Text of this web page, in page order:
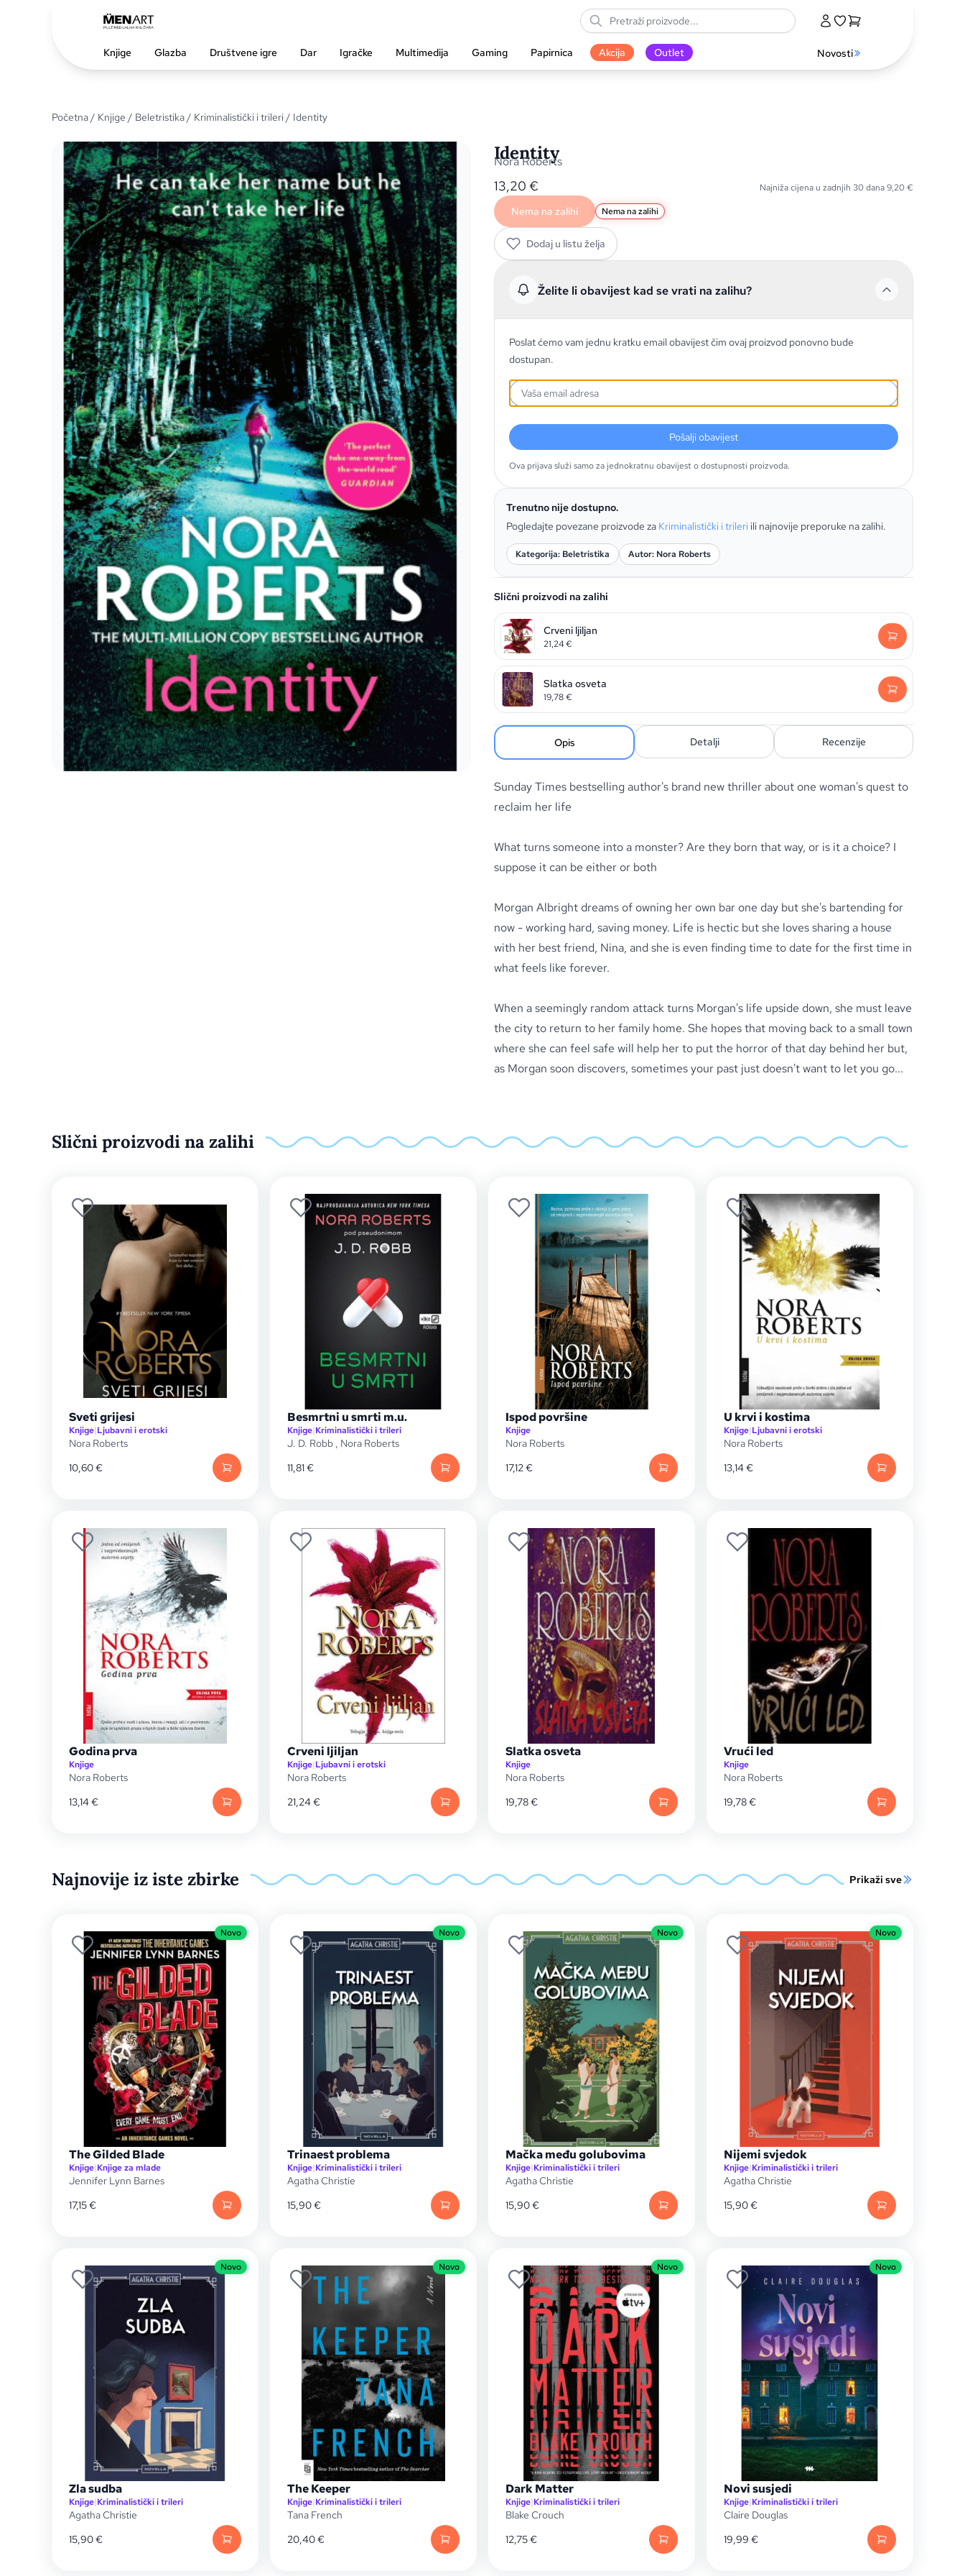
Knjige Glazba Društvene igre Dar Igračke Multimedija Gaming Papirnica Akcija Outlet Novosti
Početna/ Knjige / Beletristika/ Kriminalistički i trileri/ Identity
Identity
Nora Roberts
13,20 € Najniža cijena u zadnjih 30 dana9,20€
Nema na zalihi Nema na zalihi
Dodaj u listu želja
Želite li obavijest kad se vrati na zalihu?
Poslat ćemo vam jednu kratku email obavijest čim ovaj proizvod ponovno bude
dostupan.
Pošalji obavijest
Ova prijava služi samo za jednokratnu obavijest o dostupnosti proizvoda.
Trenutno nije dostupno.
Pogledajte povezane proizvode za Kriminalistički i trileri ili najnovije preporuke na zalihi.
Kategorija: Beletristika Autor: Nora Roberts
Slični proizvodi na zalihi
Crveni ljiljan
21,24€
Slatka osveta
19,78€
Opis Detalji Recenzije
Sunday Times bestselling author's brand new thriller about one woman's quest to
reclaim her life
What turns someone into a monster? Are they born that way, or is it a choice? I
suppose it can be either or both
Morgan Albright dreams of owning her own bar one day but she's bartending for
now - working hard, saving money. Life is hectic but she loves sharing a house
with her best friend, Nina, and she is even finding time to date for the first time in
what feels like forever.
When a seemingly random attack turns Morgan's life upside down, she must leave
the city to return to her family home. She hopes that moving back to a small town
where she can feel safe will help her to put the horror of that day behind her but,
as Morgan soon discovers, sometimes your past just doesn't want to let you go...
Slični proizvodi na zalihi
Sveti grijesi
Knjige|Ljubavni i erotski
Nora Roberts
10,60€
Besmrtni u smrti m.u.
Knjige|Kriminalistički i trileri
J. D. Robb , Nora Roberts
11,81€
Ispod površine
Knjige
Nora Roberts
17,12€
U krvi i kostima
Knjige|Ljubavni i erotski
Nora Roberts
13,14 €
Godina prva
Knjige
Nora Roberts
13,14 €
Crveni ljiljan
Knjige|Ljubavni i erotski
Nora Roberts
21,24 €
Slatka osveta
Knjige
Nora Roberts
19,78€
Vrući led
Knjige
Nora Roberts
19,78€
Najnovije iz iste zbirke Prikaži sve
Novo
The Gilded Blade
Knjige|Knjige za mlade
Jennifer Lynn Barnes
17,15€
Novo
Trinaest problema
Knjige|Kriminalistički i trileri
Agatha Christie
15,90€
Novo
Mačka među golubovima
Knjige|Kriminalistički i trileri
Agatha Christie
15,90€
Novo
Nijemi svjedok
Knjige|Kriminalistički i trileri
Agatha Christie
15,90€
Novo
Zla sudba
Knjige|Kriminalistički i trileri
Agatha Christie
15,90€
Novo
The Keeper
Knjige|Kriminalistički i trileri
Tana French
20,40€
Novo
Dark Matter
Knjige|Kriminalistički i trileri
Blake Crouch
12,75€
Novo
Novi susjedi
Knjige|Kriminalistički i trileri
Claire Douglas
19,99 €